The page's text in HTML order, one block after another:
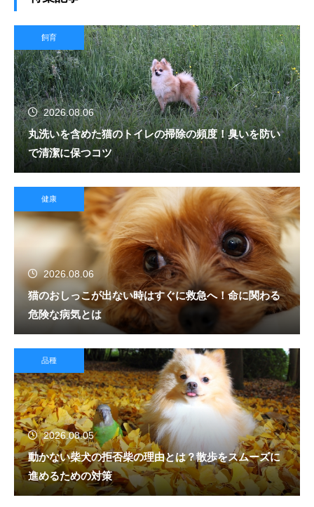
飼育
2026.08.06
丸洗いを含めた猫のトイレの掃除の頻度！臭いを防い
で清潔に保つコツ
健康
2026.08.06
猫のおしっこが出ない時はすぐに救急へ！命に関わる
危険な病気とは
品種
2026.08.05
動かない柴犬の拒否柴の理由とは？散歩をスムーズに
進めるための対策